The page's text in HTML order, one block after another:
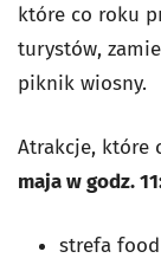
które co roku
turystów,
piknik wiosny.
Atrakcje, które
maja w godz.
strefa